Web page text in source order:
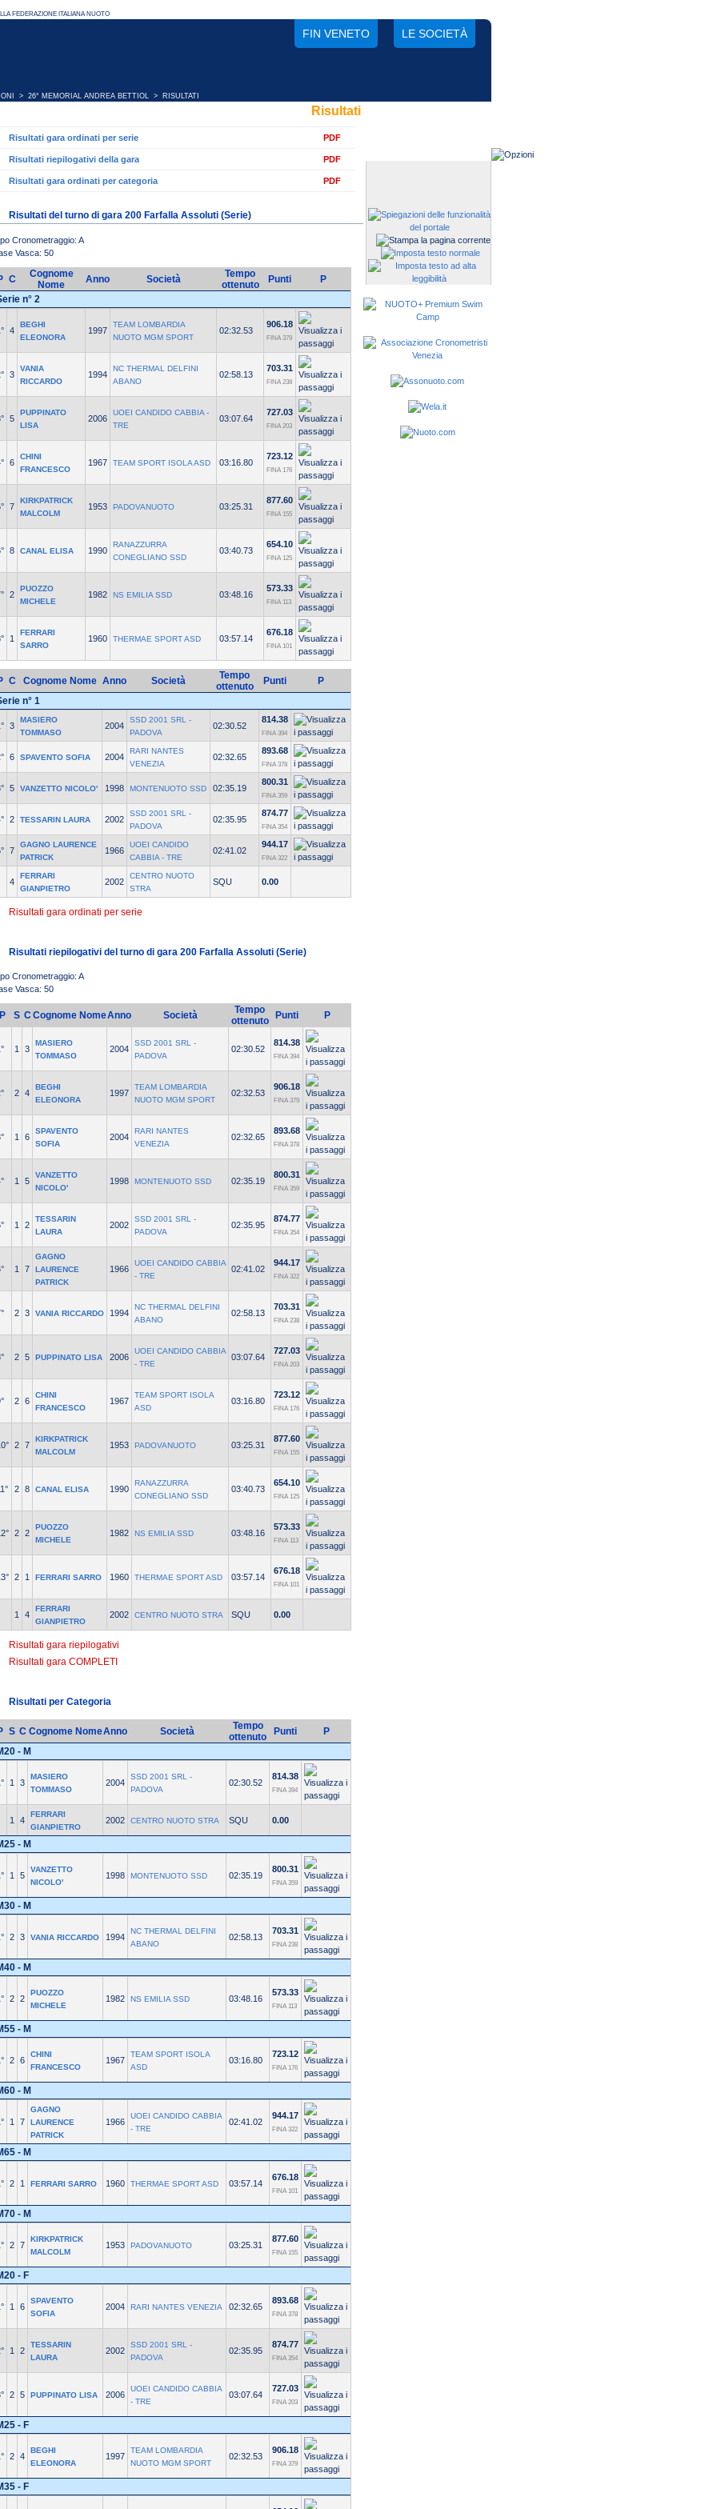
FIN VENETO LE SOCIETÀ
> 26° MEMORIAL ANDREA BETTIOL > RISULTATI
Risultati
Risultati gara ordinati per serie PDF
Risultati riepilogativi della gara PDF
Risultati gara ordinati per categoria PDF
Risultati del turno di gara 200 Farfalla Assoluti (Serie)
Cronometraggio: A
Vasca: 50
C
Cognome
Nome
Anno Società
Tempo
ottenuto
Punti
P
n° 2
4
BEGHI
ELEONORA
1997
TEAM LOMBARDIA
NUOTO MGM SPORT
02:32.53
906.18
FINA 379
3
VANIA
RICCARDO
1994
NC THERMAL DELFINI
ABANO
02:58.13
703.31
FINA 238
5
PUPPINATO
LISA
2006
UOEI CANDIDO CABBIA -
TRE
03:07.64
727.03
FINA 203
6
CHINI
FRANCESCO
1967 TEAM SPORT ISOLA ASD 03:16.80
723.12
FINA 176
7
KIRKPATRICK
MALCOLM
1953 PADOVANUOTO 03:25.31
877.60
FINA 155
8 CANAL ELISA 1990
RANAZZURRA
CONEGLIANO SSD
03:40.73
654.10
FINA 125
2
PUOZZO
MICHELE
1982 NS EMILIA SSD 03:48.16
573.33
FINA 113
1
FERRARI
SARRO
1960 THERMAE SPORT ASD 03:57.14
676.18
FINA 101
C Cognome Nome Anno Società
Tempo
ottenuto
Punti
P
n° 1
3
MASIERO
TOMMASO
2004
SSD 2001 SRL -
PADOVA
02:30.52
814.38
FINA 394
6 SPAVENTO SOFIA 2004
RARI NANTES
VENEZIA
02:32.65
893.68
FINA 378
5 VANZETTO NICOLO' 1998 MONTENUOTO SSD 02:35.19
800.31
FINA 359
2 TESSARIN LAURA 2002
SSD 2001 SRL -
PADOVA
02:35.95
874.77
FINA 354
7
GAGNO LAURENCE
PATRICK
1966
UOEI CANDIDO
CABBIA - TRE
02:41.02
944.17
FINA 322
4
FERRARI
GIANPIETRO
2002
CENTRO NUOTO
STRA
SQU 0.00
Risultati gara ordinati per serie
Risultati riepilogativi del turno di gara 200 Farfalla Assoluti (Serie)
Cronometraggio: A
Vasca: 50
P S CCognome NomeAnno Società
Tempo
ottenuto
Punti P
1 3
MASIERO
TOMMASO
2004
SSD 2001 SRL -
PADOVA
02:30.52
814.38
FINA 394
2 4
BEGHI
ELEONORA
1997
TEAM LOMBARDIA
NUOTO MGM SPORT
02:32.53
906.18
FINA 379
1 6
SPAVENTO
SOFIA
2004
RARI NANTES
VENEZIA
02:32.65
893.68
FINA 378
1 5
VANZETTO
NICOLO'
1998 MONTENUOTO SSD 02:35.19
800.31
FINA 359
1 2
TESSARIN
LAURA
2002
SSD 2001 SRL -
PADOVA
02:35.95
874.77
FINA 354
1 7
GAGNO
LAURENCE
PATRICK
1966
UOEI CANDIDO CABBIA
- TRE
02:41.02
944.17
FINA 322
2 3 VANIA RICCARDO 1994
NC THERMAL DELFINI
ABANO
02:58.13
703.31
FINA 238
2 5 PUPPINATO LISA 2006
UOEI CANDIDO CABBIA
- TRE
03:07.64
727.03
FINA 203
2 6
CHINI
FRANCESCO
1967
TEAM SPORT ISOLA
ASD
03:16.80
723.12
FINA 176
2 7
KIRKPATRICK
MALCOLM
1953 PADOVANUOTO 03:25.31
877.60
FINA 155
2 8 CANAL ELISA 1990
RANAZZURRA
CONEGLIANO SSD
03:40.73
654.10
FINA 125
2 2
PUOZZO
MICHELE
1982 NS EMILIA SSD 03:48.16
573.33
FINA 113
2 1 FERRARI SARRO 1960 THERMAE SPORT ASD 03:57.14
676.18
FINA 101
1 4
FERRARI
GIANPIETRO
2002 CENTRO NUOTO STRA SQU 0.00
Risultati gara riepilogativi
Risultati gara COMPLETI
Risultati per Categoria
S C Cognome NomeAnno Società
Tempo
ottenuto
Punti
P
- M
1 3
MASIERO
TOMMASO
2004
SSD 2001 SRL -
PADOVA
02:30.52
814.38
FINA 394
1 4
FERRARI
GIANPIETRO
2002 CENTRO NUOTO STRA SQU 0.00
- M
1 5
VANZETTO
NICOLO'
1998 MONTENUOTO SSD 02:35.19
800.31
FINA 359
- M
2 3 VANIA RICCARDO 1994
NC THERMAL DELFINI
ABANO
02:58.13
703.31
FINA 238
- M
2 2
PUOZZO
MICHELE
1982 NS EMILIA SSD 03:48.16
573.33
FINA 113
- M
2 6
CHINI
FRANCESCO
1967
TEAM SPORT ISOLA
ASD
03:16.80
723.12
FINA 176
- M
1 7
GAGNO
LAURENCE
PATRICK
1966
UOEI CANDIDO CABBIA
- TRE
02:41.02
944.17
FINA 322
- M
2 1 FERRARI SARRO 1960 THERMAE SPORT ASD 03:57.14
676.18
FINA 101
- M
2 7
KIRKPATRICK
MALCOLM
1953 PADOVANUOTO 03:25.31
877.60
FINA 155
- F
1 6
SPAVENTO
SOFIA
2004 RARI NANTES VENEZIA 02:32.65
893.68
FINA 378
1 2
TESSARIN
LAURA
2002
SSD 2001 SRL -
PADOVA
02:35.95
874.77
FINA 354
2 5 PUPPINATO LISA 2006
UOEI CANDIDO CABBIA
- TRE
03:07.64
727.03
FINA 203
- F
2 4
BEGHI
ELEONORA
1997
TEAM LOMBARDIA
NUOTO MGM SPORT
02:32.53
906.18
FINA 379
- F